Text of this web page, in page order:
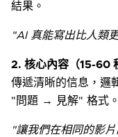
結果。
"AI 真能寫出比人類
2. 核心內容（15-60
傳遞清晰的信息，
"問題 → 見解" 格式
"讓我們在相同的影